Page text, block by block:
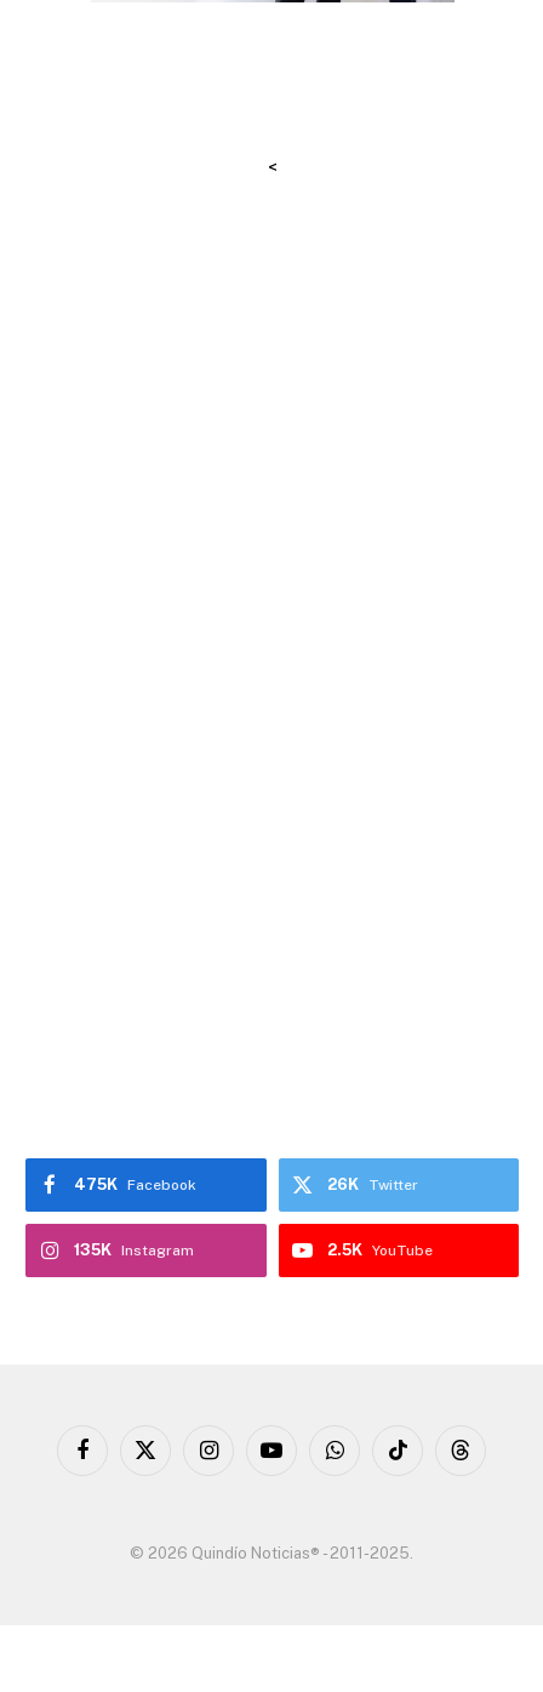
<
Facebook
475K Twitter
26K
Instagram
135K YouTube
2.5K
Facebook
X
InstagramYouTubeWhatsAppTikTok Threads
© 2026 Quindío Noticias® - 2011-2025.